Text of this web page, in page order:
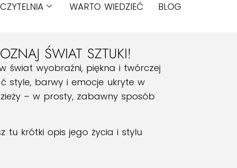
CZYTELNIA WARTO WIEDZIEĆ
BLOG
ŚWIAT SZTUKI!
świat wyobraźni, piękna i twórczej
style, barwy i emocje ukryte w
– w prosty, zabawny sposób
tu krótki opis jego życia i stylu